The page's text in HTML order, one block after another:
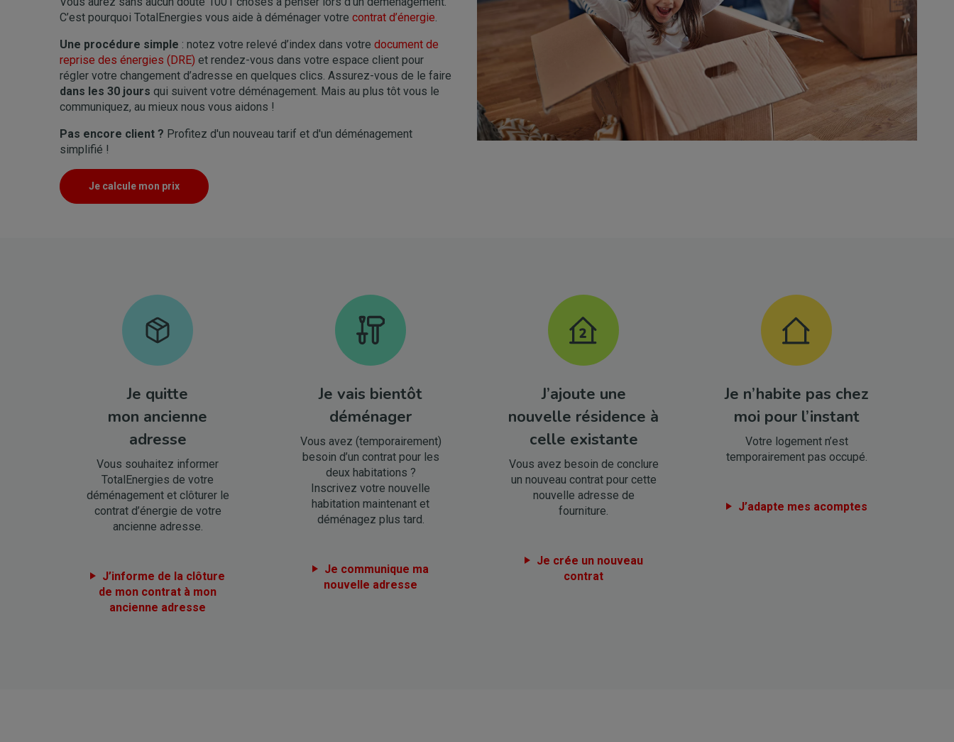
C’est pourquoi TotalEnergies vous aide à déménager votre contrat d’énergie.
Une procédure simple : notez votre relevé d’index dans votre document de
reprise des énergies (DRE) et rendez-vous dans votre espace client pour
régler votre changement d’adresse en quelques clics. Assurez-vous de le faire
dans les 30 jours qui suivent votre déménagement. Mais au plus tôt vous le
communiquez, au mieux nous vous aidons !
Pas encore client ? Profitez d'un nouveau tarif et d'un déménagement
simplifié !
Je calcule mon prix
Je quitte
mon ancienne
adresse
Vous souhaitez informer
TotalEnergies de votre
déménagement et clôturer le
contrat d’énergie de votre
ancienne adresse.
J’informe de la clôture
de mon contrat à mon
ancienne adresse
Je vais bientôt
déménager
Vous avez (temporairement)
besoin d’un contrat pour les
deux habitations ?
Inscrivez votre nouvelle
habitation maintenant et
déménagez plus tard.
Je communique ma
nouvelle adresse
J’ajoute une
nouvelle résidence à
celle existante
Vous avez besoin de conclure
un nouveau contrat pour cette
nouvelle adresse de
fourniture.
Je crée un nouveau
contrat
Je n’habite pas chez
moi pour l’instant
Votre logement n’est
temporairement pas occupé.
J’adapte mes acomptes